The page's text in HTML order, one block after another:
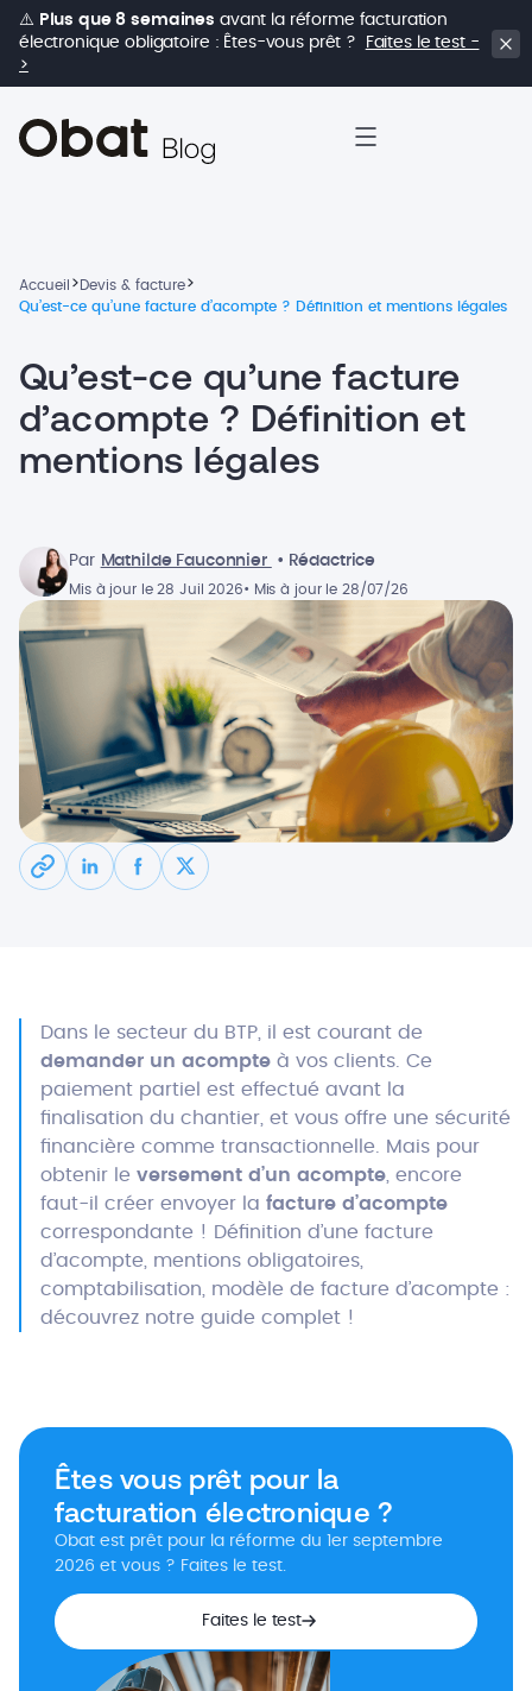
⚠️ Plus que 8 semaines avant la réforme facturation
électronique obligatoire : Êtes-vous prêt ?
Faites le test -
>
Accueil > Devis & facture>
Qu’est-ce qu’une facture d’acompte ? Définition et mentions légales
Qu’est-ce qu’une facture
d’acompte ? Définition et
mentions légales
Par Mathilde Fauconnier • Rédactrice
Mis à jour le 28 Juil 2026• Mis à jour le 28/07/26
Dans le secteur du BTP, il est courant de
demander un acompte à vos clients. Ce
paiement partiel est effectué avant la
finalisation du chantier, et vous offre une sécurité
financière comme transactionnelle. Mais pour
obtenir le versement d’un acompte , encore
faut-il créer envoyer la facture d’acompte
correspondante ! Définition d’une facture
d’acompte, mentions obligatoires,
comptabilisation, modèle de facture d’acompte :
découvrez notre guide complet !
Êtes vous prêt pour la
facturation électronique ?
Obat est prêt pour la réforme du 1er septembre
2026 et vous ? Faites le test.
Faites le test